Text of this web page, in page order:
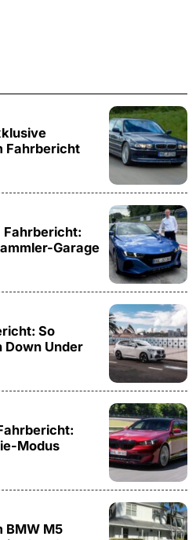
Fahrbericht
Fahrbericht:
Garage
So
Down Under
Modus
BMW M5